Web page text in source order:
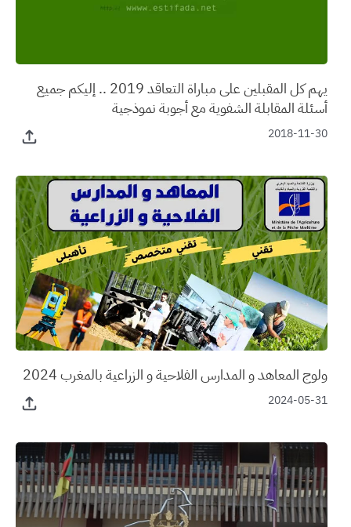
يهم كل المقبلين على مباراة التعاقد 2019 .. إليكم جميع
أسئلة المقابلة الشفوية مع أجوبة نموذجية
2018-11-30
ولوج المعاهد و المدارس الفلاحية و الزراعية بالمغرب 2024
2024-05-31